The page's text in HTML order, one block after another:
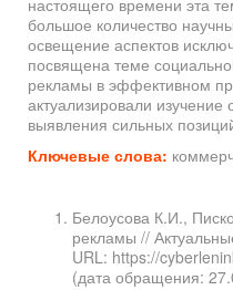
настоящего времени эта
большое количество
освещение аспектов
посвящена теме
рекламы в эффективном
актуализировали
выявления сильных
Ключевые слова:
Белоусова К.И.,
рекламы //
URL: https://
(дата обращения: